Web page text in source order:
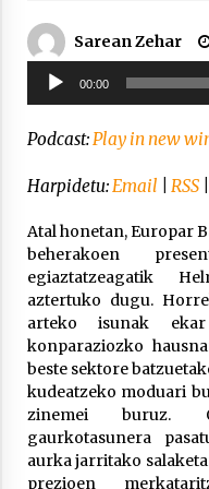
IX.
Sarean Zehar
Soinu
erreproduzigailua
00:00
Podcast:Play in new
Harpidetu:Email RSS
Atal honetan, Europar
beherakoen
egiaztatzeagatik
aztertuko dugu.
arteko isunak
konparaziozko
beste sektore
kudeatzeko moduari
zinemei buruz.
gaurkotasunera
aurka jarritako
prezioen